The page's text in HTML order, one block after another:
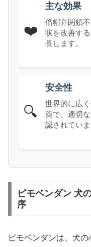
❤️
主な効果
僧帽弁閉鎖
状を改善す
長します。
🔍
安全性
世界的に広
薬で、適切
認されていま
ピモベンダン 犬
序
ピモベンダンは、犬の